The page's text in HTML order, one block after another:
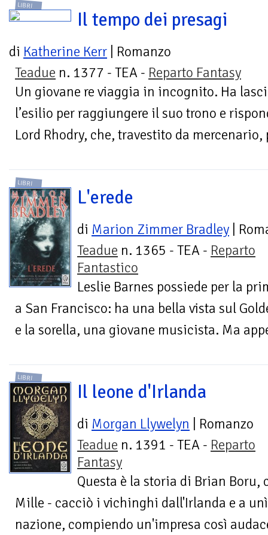
LIBRI
Il tempo dei presagi
di Katherine Kerr | Romanzo
Teadue n. 1377 - TEA - Reparto Fantasy
Un giovane re viaggia in incognito. Ha
l’esilio per raggiungere il suo trono e
Lord Rhodry, che, travestito da
LIBRI
L'erede
di Marion Zimmer Bradley |
Teadue n. 1365 - TEA - Reparto
Fantastico
Leslie Barnes possiede per la
a San Francisco: ha una bella vista sul
e la sorella, una giovane musicista. Ma
LIBRI
Il leone d'Irlanda
di Morgan Llywelyn | Romanzo
Teadue n. 1391 - TEA - Reparto
Fantasy
Questa è la storia di Brian
Mille - cacciò i vichinghi dall'Irlanda e a
nazione, compiendo un'impresa così